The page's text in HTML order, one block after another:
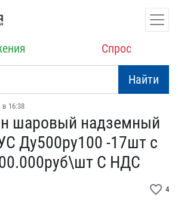
Спрос
Найти
в 16:38
шаровый надз​емный
Ду500​ру100 -17шт с
С НДС
favorite_border 4